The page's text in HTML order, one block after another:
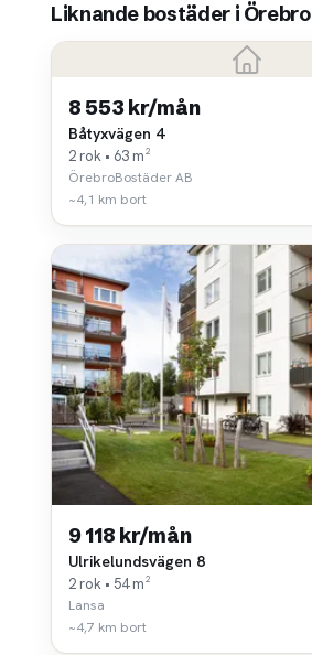
Liknande bostäder i Örebro
8 553 kr/mån
Båtyxvägen 4
2 rok • 63 m²
ÖrebroBostäder AB
~4,1 km bort
9 118 kr/mån
Ulrikelundsvägen 8
2 rok • 54 m²
Lansa
~4,7 km bort